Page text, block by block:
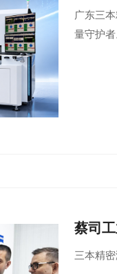
广东三
量守护
蔡司
三本精